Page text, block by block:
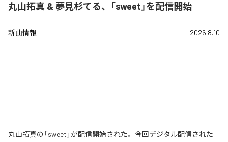
丸山拓真 & 夢見杉てる、「sweet」を配信開始
新曲情報 2026.8.10
丸山拓真の「sweet」が配信開始された。今回デジタル配信された